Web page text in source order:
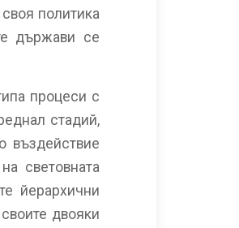
политика
държави се
процеси с
стадий,
въздействие
световната
йерархични
двояки